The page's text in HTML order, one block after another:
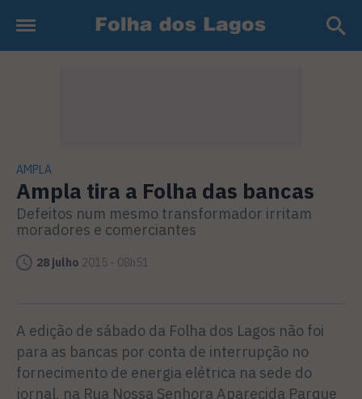
AMPLA
Ampla tira a Folha das bancas
Defeitos num mesmo transformador irritam
moradores e comerciantes
28 julho 2015 - 08h51
A edição de sábado da Folha dos Lagos não foi
para as bancas por conta de interrupção no
forneci­mento de energia elétrica na sede do
jornal, na Rua Nossa Senhora Aparecida Parque